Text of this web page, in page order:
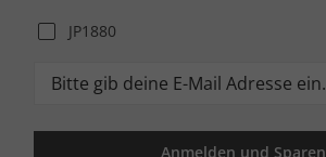
JP1880
Anmelden und Sparen